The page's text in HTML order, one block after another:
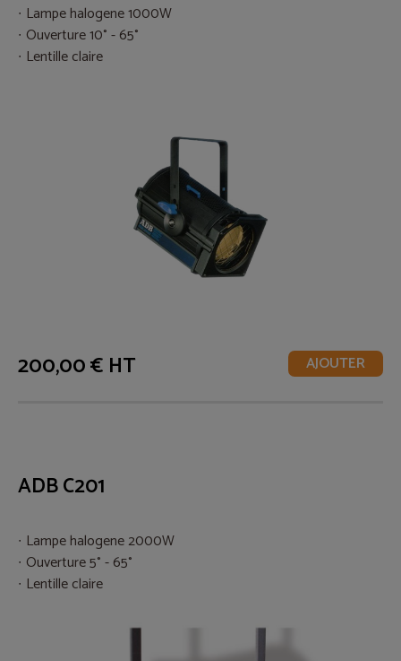
Lampe halogene 1000W
Ouverture 10° - 65°
Lentille claire
200,00 € HT AJOUTER
ADB C201
Lampe halogene 2000W
Ouverture 5° - 65°
Lentille claire